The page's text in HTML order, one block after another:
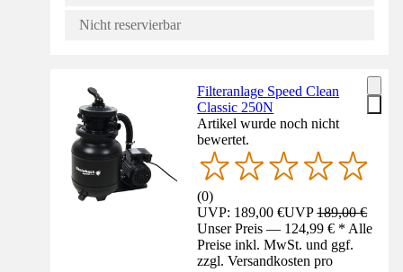
Nicht reservierbar
Filteranlage Speed Clean
Classic 250N
Artikel wurde noch nicht
bewertet.
(0)
UVP: 189,00 €UVP189,00 €
Unser Preis — 124,99 € * Alle
Preise inkl. MwSt. und ggf.
zzgl. Versandkosten pro